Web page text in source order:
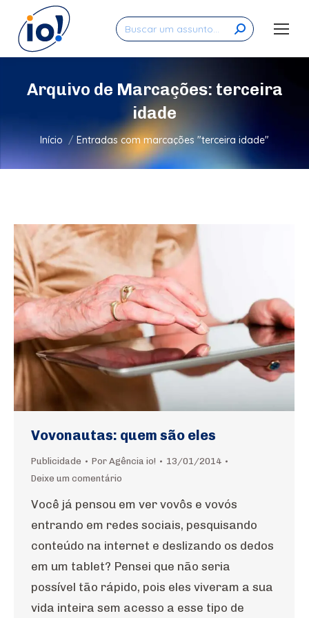
Search:
Arquivo de Marcações: terceira
idade
Você está aqui:
Início Entradas com marcações "terceira idade"
Vovonautas: quem são eles
Publicidade Por Agência io!
13/01/2014
Deixe um comentário
Você já pensou em ver vovôs e vovós
entrando em redes sociais, pesquisando
conteúdo na internet e deslizando os dedos
em um tablet? Pensei que não seria
possível tão rápido, pois eles viveram a sua
vida inteira sem acesso a esse tipo de